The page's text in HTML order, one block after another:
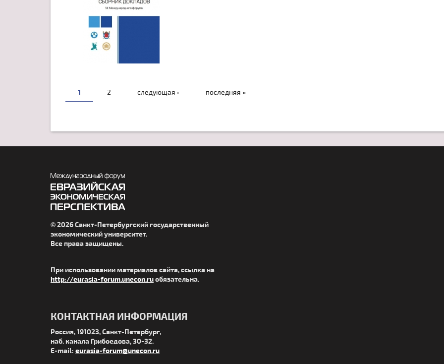
СТРАНИЦЫ
1 2 следующая › последняя »
© 2026 Санкт-Петербургский государственный
экономический университет.
Все права защищены.
При использовании материалов сайта, ссылка на
http://eurasia-forum.unecon.ruобязательна.
КОНТАКТНАЯ ИНФОРМАЦИЯ
Россия, 191023, Санкт-Петербург,
наб. канала Грибоедова, 30-32.
E-mail: eurasia-forum@unecon.ru